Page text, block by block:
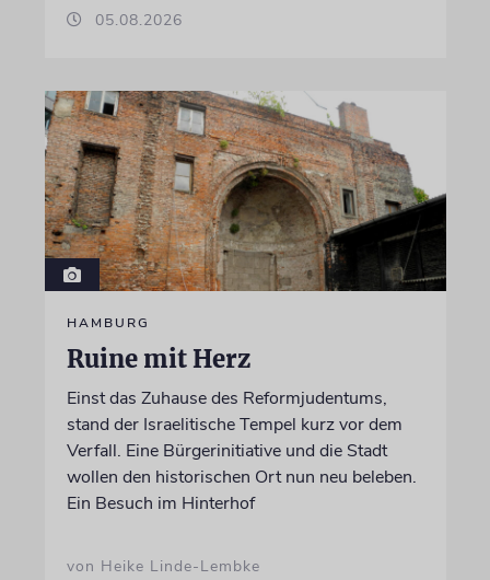
05.08.2026
HAMBURG
Ruine mit Herz
Einst das Zuhause des Reformjudentums,
stand der Israelitische Tempel kurz vor dem
Verfall. Eine Bürgerinitiative und die Stadt
wollen den historischen Ort nun neu beleben.
Ein Besuch im Hinterhof
von Heike Linde-Lembke